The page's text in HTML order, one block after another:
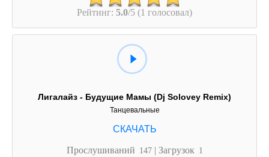
Рейтинг: 5.0/5 (1 голосовал)
Лигалайз - Будущие Мамы (Dj Solovey Remix)
Танцевальные
Прослушиваний 147 | Загрузок 1